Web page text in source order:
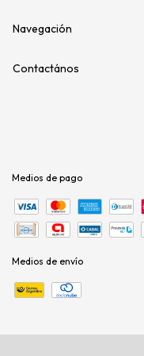
Navegación
Contactános
Medios de pago
Medios de envío